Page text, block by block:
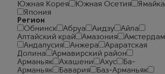
Южная Корея
Южная Осетия
Ямайка
Япония
Регион
Обнинск
Абруа Аидзу
Айла
Алтайский край
Амазония
Амстердам
Андалусия
Анжера
Араратская
Долина
Армавирский район
Арманьяк
Ахашени Ахус
Ба-
Арманьяк
Бавария
Баз-Арманьяк